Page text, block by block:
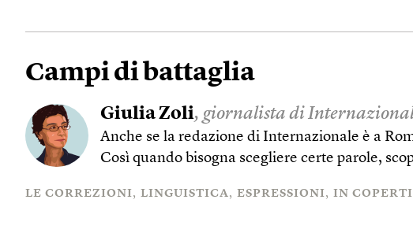
Campi di battaglia
Giulia Zoli, giornalista di
Anche se la redazione di Internazionale è a
Così quando bisogna scegliere certe parole,
LE CORREZIONI LINGUISTICA ESPRESSIONI IN